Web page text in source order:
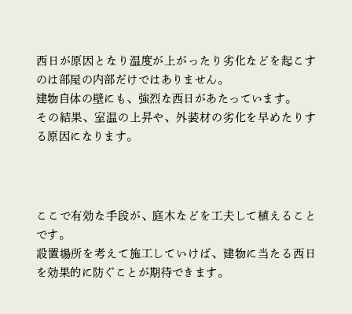
西日が原因となり温度が上がったり劣化などを起こす
のは部屋の内部だけではありません。
建物自体の壁にも、強烈な西日があたっています。
その結果、室温の上昇や、外装材の劣化を早めたりす
る原因になります。
ここで有効な手段が、庭木などを工夫して植えること
です。
設置場所を考えて施工していけば、建物に当たる西日
を効果的に防ぐことが期待できます。